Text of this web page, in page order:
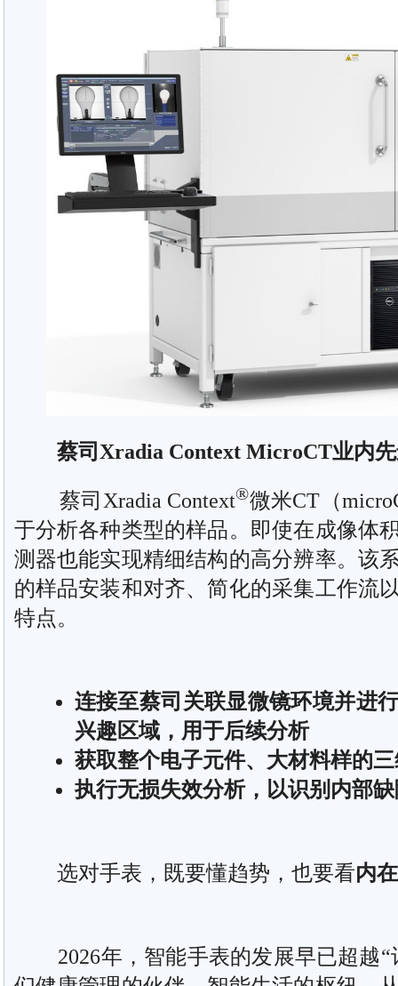
蔡司Xradia Context MicroCT业内先
蔡司Xradia Context®微米CT（
于分析各种类型的样品。即使在成像体
测器也能实现精细结构的高分辨率。该
的样品安装和对齐、简化的采集工作流
特点。
连接至蔡司关联显微镜环境并进
兴趣区域，用于后续分析
获取整个电子元件、大材料样的
执行无损失效分析，以识别内部
选对手表，既要懂趋势，也要看内在
2026年，智能手表的发展早已超越“